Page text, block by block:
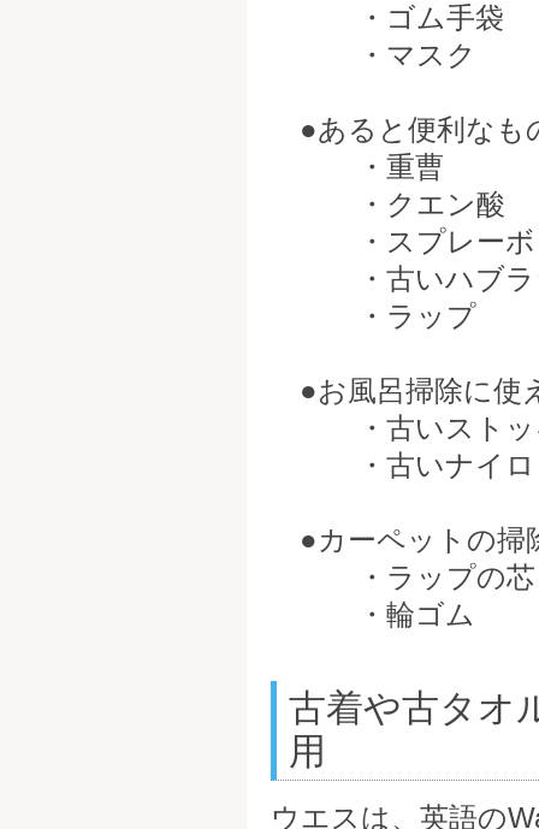
・ゴム手袋
・マスク
●あると便利なも
・重曹
・クエン酸
・スプレーボ
・古いハブラ
・ラップ
●お風呂掃除に使
・古いストッ
・古いナイロ
●カーペットの掃
・ラップの芯
・輪ゴム
古着や古タオ
用
ウエスは、英語の